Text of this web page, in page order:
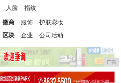
人脸
指纹
微商
区块
服饰
企业
护肤彩妆
公司活动
广告